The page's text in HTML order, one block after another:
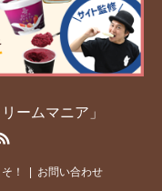
ームマニア」
！ お問い合わせ